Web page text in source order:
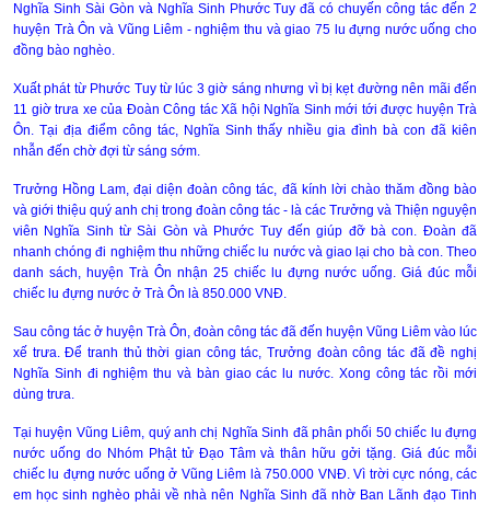
Nghĩa Sinh Sài Gòn và Nghĩa Sinh Phước Tuy đã có chuyến công tác đến 2
huyện Trà Ôn và Vũng Liêm - nghiệm thu và giao 75 lu đựng nước uống cho
đồng bào nghèo.
Xuất phát từ Phước Tuy từ lúc 3 giờ sáng nhưng vì bị kẹt đường nên mãi đến
11 giờ trưa xe của Đoàn Công tác Xã hội Nghĩa Sinh mới tới được huyện Trà
Ôn. Tại địa điểm công tác, Nghĩa Sinh thấy nhiều gia đình bà con đã kiên
nhẫn đến chờ đợi từ sáng sớm.
Trưởng Hồng Lam, đại diện đoàn công tác, đã kính lời chào thăm đồng bào
và giới thiệu quý anh chị trong đoàn công tác - là các Trưởng và Thiện nguyện
viên Nghĩa Sinh từ Sài Gòn và Phước Tuy đến giúp đỡ bà con. Đoàn đã
nhanh chóng đi nghiệm thu những chiếc lu nước và giao lại cho bà con. Theo
danh sách, huyện Trà Ôn nhận 25 chiếc lu đựng nước uống. Giá đúc mỗi
chiếc lu đựng nước ở Trà Ôn là 850.000 VNĐ.
Sau công tác ở huyện Trà Ôn, đoàn công tác đã đến huyện Vũng Liêm vào lúc
xế trưa. Để tranh thủ thời gian công tác, Trưởng đoàn công tác đã đề nghị
Nghĩa Sinh đi nghiệm thu và bàn giao các lu nước. Xong công tác rồi mới
dùng trưa.
Tại huyện Vũng Liêm, quý anh chị Nghĩa Sinh đã phân phối 50 chiếc lu đựng
nước uống do Nhóm Phật tử Đạo Tâm và thân hữu gởi tặng. Giá đúc mỗi
chiếc lu đựng nước uống ở Vũng Liêm là 750.000 VNĐ. Vì trời cực nóng, các
em học sinh nghèo phải về nhà nên Nghĩa Sinh đã nhờ Ban Lãnh đạo Tinh